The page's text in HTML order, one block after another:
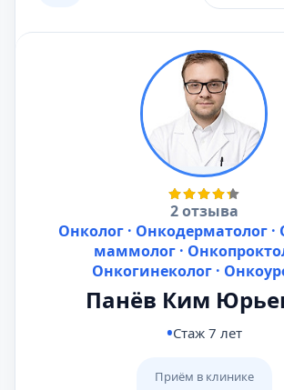
2 отзыва
Онколог · Онкодерматолог ·
маммолог ·
Онкогинеколог ·
Панёв Ким
Стаж 7 лет
Приём в клинике